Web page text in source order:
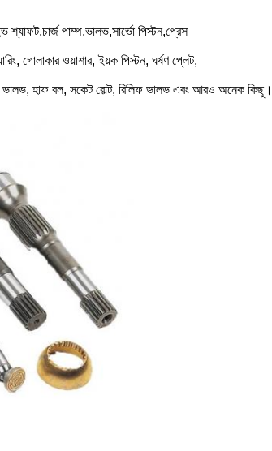
শ্যাফট,চার্জ পাম্প,ভালভ,সার্ভো পিস্টন,প্রেস
গোলাকার ওয়াশার, ইয়ক পিস্টন, ঘর্ষণ প্লেট,
ভালভ, হাফ বল, সকেট বোল্ট, রিলিফ ভালভ এবং আরও অনেক কিছু।